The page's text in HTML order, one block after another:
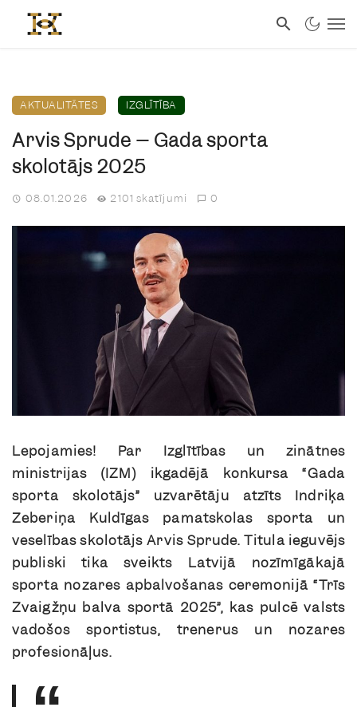
AKTUALITĀTES IZGLĪTĪBA
Arvis Sprude – Gada sporta
skolotājs 2025
08.01.2026 2101 skatījumi 0
Lepojamies! Par Izglītības un zinātnes
ministrijas (IZM) ikgadējā konkursa “Gada
sporta skolotājs” uzvarētāju atzīts Indriķa
Zeberiņa Kuldīgas pamatskolas sporta un
veselības skolotājs Arvis Sprude. Titula ieguvējs
publiski tika sveikts Latvijā nozīmīgākajā
sporta nozares apbalvošanas ceremonijā “Trīs
Zvaigžņu balva sportā 2025”, kas pulcē valsts
vadošos sportistus, trenerus un nozares
profesionāļus.